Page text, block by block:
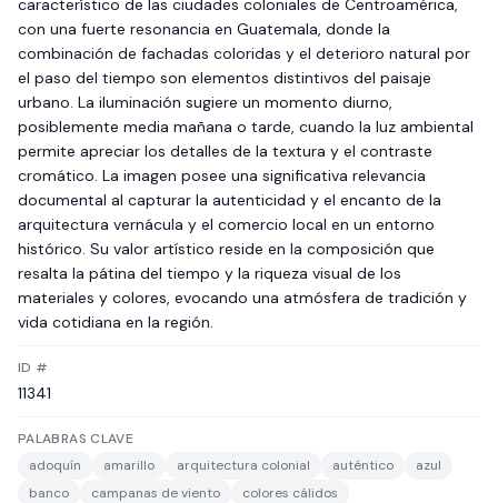
característico de las ciudades coloniales de Centroamérica,
con una fuerte resonancia en Guatemala, donde la
combinación de fachadas coloridas y el deterioro natural por
el paso del tiempo son elementos distintivos del paisaje
urbano. La iluminación sugiere un momento diurno,
posiblemente media mañana o tarde, cuando la luz ambiental
permite apreciar los detalles de la textura y el contraste
cromático. La imagen posee una significativa relevancia
documental al capturar la autenticidad y el encanto de la
arquitectura vernácula y el comercio local en un entorno
histórico. Su valor artístico reside en la composición que
resalta la pátina del tiempo y la riqueza visual de los
materiales y colores, evocando una atmósfera de tradición y
vida cotidiana en la región.
ID #
11341
PALABRAS CLAVE
adoquín
amarillo arquitectura colonial auténtico
azul
banco
campanas de viento
colores cálidos